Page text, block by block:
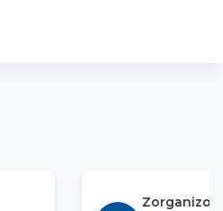
Zorganizowane